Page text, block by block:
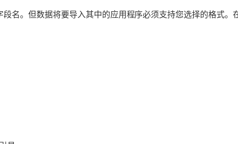
名。但数据将要导入其中的应用程序必须支持您选择的格式。